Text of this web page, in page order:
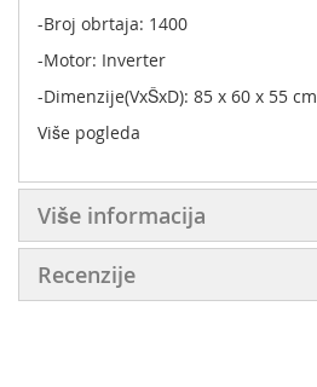
-Broj obrtaja: 1400
-Motor: Inverter
-Dimenzije(VxŠxD): 85 x 60 x 55 cm
Više pogleda
Više informacija
Recenzije